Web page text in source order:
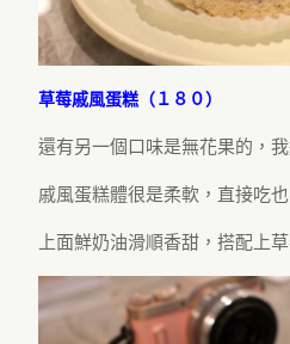
草莓戚風蛋糕（１８０）
還有另一個口味是無花果的，
戚風蛋糕體很是柔軟，直接吃
上面鮮奶油滑順香甜，搭配上